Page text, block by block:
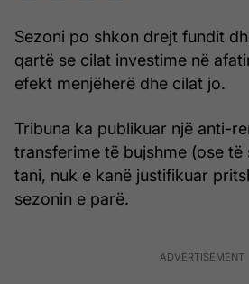
Sezoni po shkon drejt fundit
qartë se cilat investime në
efekt menjëherë dhe cilat jo.
Tribuna ka publikuar një anti-
transferime të bujshme (ose të
tani, nuk e kanë justifikuar
sezonin e parë.